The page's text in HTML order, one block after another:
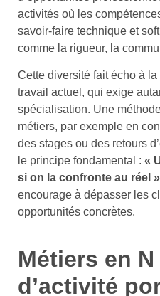
activités où les
savoir-faire technique et
comme la rigueur, la
Cette diversité fait écho à
travail actuel, qui exige
spécialisation. Une
métiers, par exemple en
des stages ou des retours
le principe fondamental : «
si on la confronte au réel »
encourage à dépasser les
opportunités concrètes.
Métiers en
d’activité